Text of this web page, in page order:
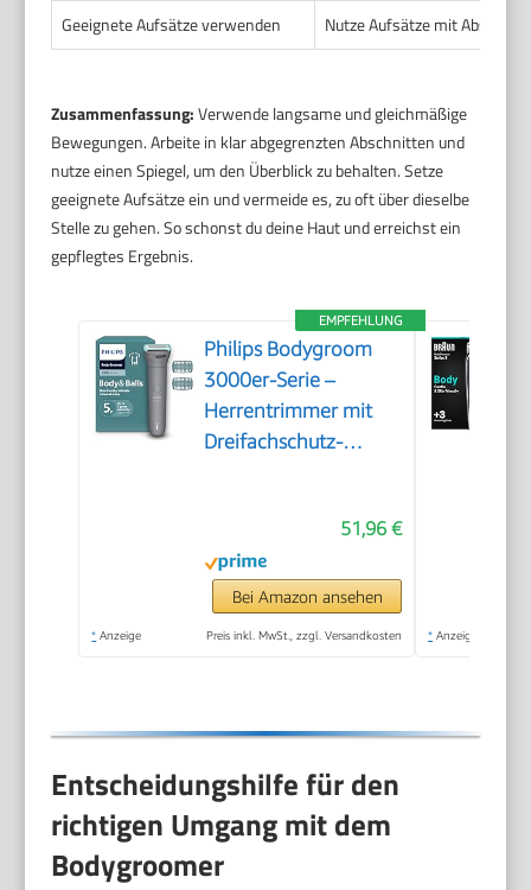
Geeignete Aufsätze verwenden
Nutze Aufsätze mit
Zusammenfassung:Verwende langsame und gleichmäßige
Bewegungen. Arbeite in klar abgegrenzten Abschnitten und
nutze einen Spiegel, um den Überblick zu behalten. Setze
geeignete Aufsätze ein und vermeide es, zu oft über dieselbe
Stelle zu gehen. So schonst du deine Haut und erreichst ein
gepflegtes Ergebnis.
EMPFEHLUNG
Philips Bodygroom
3000er-Serie –
Herrentrimmer mit
Dreifachschutz-
im Intimbereich,
hautnah und
besonders schonend,
100% duschfest, 80
51,96 €
Bei Amazon ansehen
* Anzeige Preis inkl. MwSt., zzgl. Versandkosten * Anzeige
Entscheidungshilfe für den
richtigen Umgang mit dem
Bodygroomer